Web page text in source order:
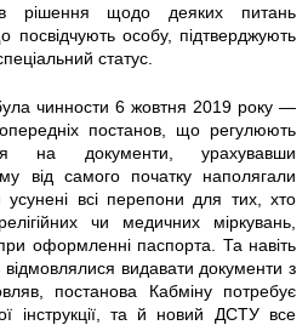
рішення щодо деяких питань
особу, підтверджують
статус.
чинности 6 жовтня 2019 року —
постанов, що регулюють
на документи, урахувавши
від самого початку наполягали
всі перепони для тих, хто
чи медичних міркувань,
оформленні паспорта. Та навіть
видавати документи з
постанова Кабміну потребує
інструкції, та й новий ДСТУ все